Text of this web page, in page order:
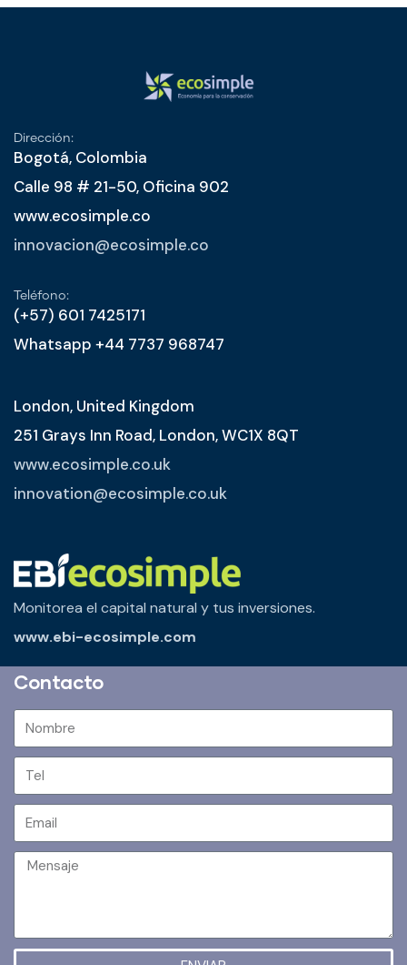
Dirección:
Bogotá, Colombia
Calle 98 # 21-50, Oficina 902
www.ecosimple.co
innovacion@ecosimple.co
Teléfono:
(+57) 601 7425171
Whatsapp +44 7737 968747
London, United Kingdom
251 Grays Inn Road, London, WC1X 8QT
www.ecosimple.co.uk
innovation@ecosimple.co.uk
Monitorea el capital natural y tus inversiones.
www.ebi-ecosimple.com
Contacto